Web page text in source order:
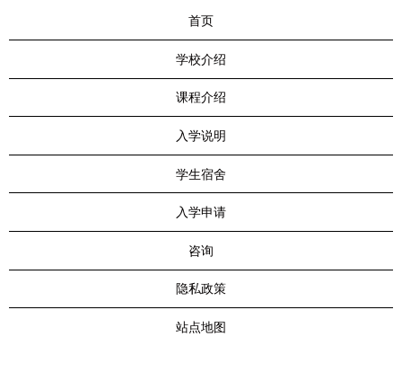
首页
学校介绍
课程介绍
入学说明
学生宿舍
入学申请
咨询
隐私政策
站点地图